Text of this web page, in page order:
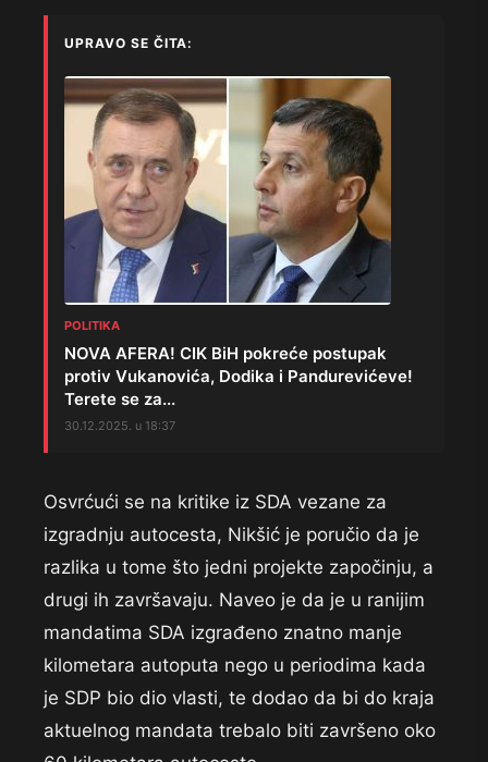
UPRAVO SE ČITA:
POLITIKA
NOVA AFERA! CIK BiH pokreće postupak
protiv Vukanovića, Dodika i Pandurevićeve!
Terete se za...
30.12.2025. u 18:37
Osvrćući se na kritike iz SDA vezane za
izgradnju autocesta, Nikšić je poručio da je
razlika u tome što jedni projekte započinju, a
drugi ih završavaju. Naveo je da je u ranijim
mandatima SDA izgrađeno znatno manje
kilometara autoputa nego u periodima kada
je SDP bio dio vlasti, te dodao da bi do kraja
aktuelnog mandata trebalo biti završeno oko